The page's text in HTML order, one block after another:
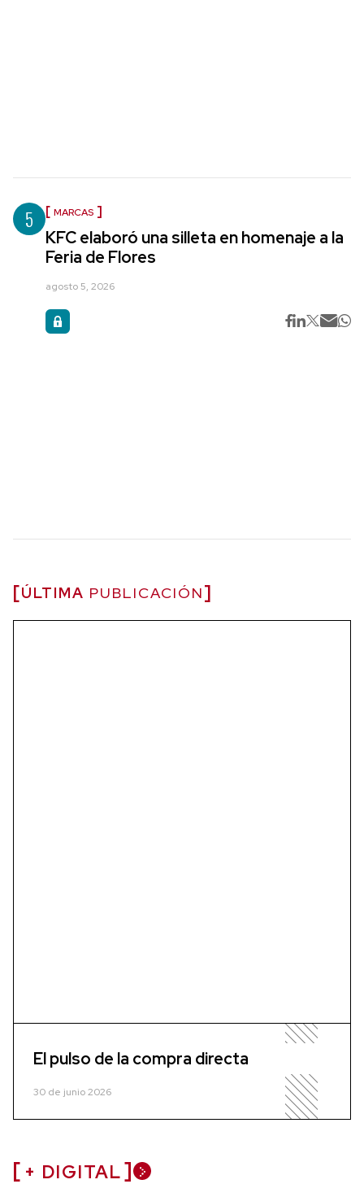
5 MARCAS
KFC elaboró una silleta en homenaje a la
Feria de Flores
agosto 5, 2026
ÚLTIMA PUBLICACIÓN
El pulso de la compra directa
30 de junio 2026
+ DIGITAL